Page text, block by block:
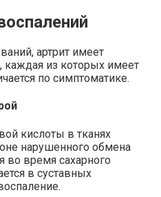
артрит имеет
каждая из которых имеет
по симптоматике.
кислоты в тканях
нарушенного обмена
во время сахарного
в суставных